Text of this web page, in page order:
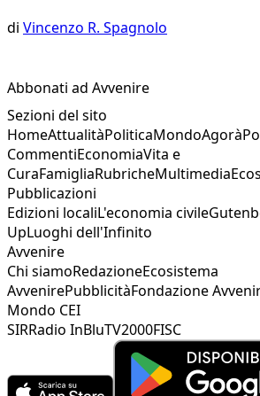
di Vincenzo R. Spagnolo
Abbonati ad Avvenire
Sezioni del sito
HomeAttualitàPoliticaMondoAgorà
CommentiEconomiaVita e
CuraFamigliaRubricheMultimedia
Pubblicazioni
Edizioni localiL'economia civile
UpLuoghi dell'Infinito
Avvenire
Chi siamoRedazioneEcosistema
AvvenirePubblicitàFondazione
Mondo CEI
SIRRadio InBluTV2000FISC